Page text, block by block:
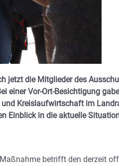
jetzt die Mitglieder des
einer Vor-Ort-Besichtigung
und Kreislaufwirtschaft im
Einblick in die aktuelle
betrifft den derzeit